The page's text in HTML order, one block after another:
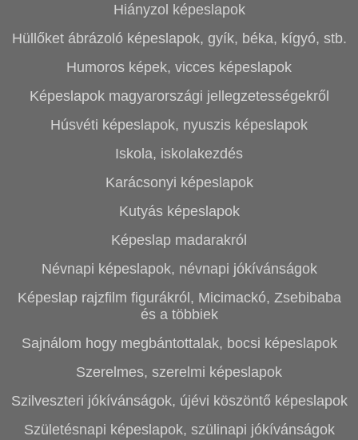
Hiányzol képeslapok
Hüllőket ábrázoló képeslapok, gyík, béka, kígyó, stb.
Humoros képek, vicces képeslapok
Képeslapok magyarországi jellegzetességekről
Húsvéti képeslapok, nyuszis képeslapok
Iskola, iskolakezdés
Karácsonyi képeslapok
Kutyás képeslapok
Képeslap madarakról
Névnapi képeslapok, névnapi jókívánságok
Képeslap rajzfilm figurákról, Micimackó, Zsebibaba
és a többiek
Sajnálom hogy megbántottalak, bocsi képeslapok
Szerelmes, szerelmi képeslapok
Szilveszteri jókívánságok, újévi köszöntő képeslapok
Születésnapi képeslapok, szülinapi jókívánságok